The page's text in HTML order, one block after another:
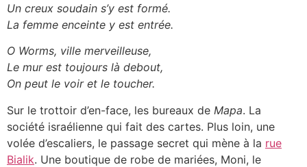
Un creux soudain s’y est formé.
La femme enceinte y est entrée.
O Worms, ville merveilleuse,
Le mur est toujours là debout,
On peut le voir et le toucher.
Sur le trottoir d’en-face, les bureaux de Mapa. La
société israélienne qui fait des cartes. Plus loin, une
volée d’escaliers, le passage secret qui mène à la rue
Bialik. Une boutique de robe de mariées, Moni, le